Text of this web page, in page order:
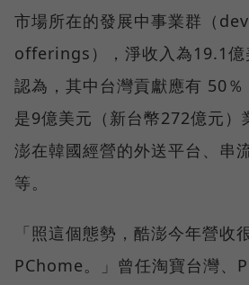
市場所在的發展中事業群（
offerings），淨收入為19.1億
認為，其中台灣貢獻應有 50
是9億美元（新台幣272億元）
澎在韓國經營的外送平台、串
等。
「照這個態勢，酷澎今年營收
PChome。」曾任淘寶台灣、